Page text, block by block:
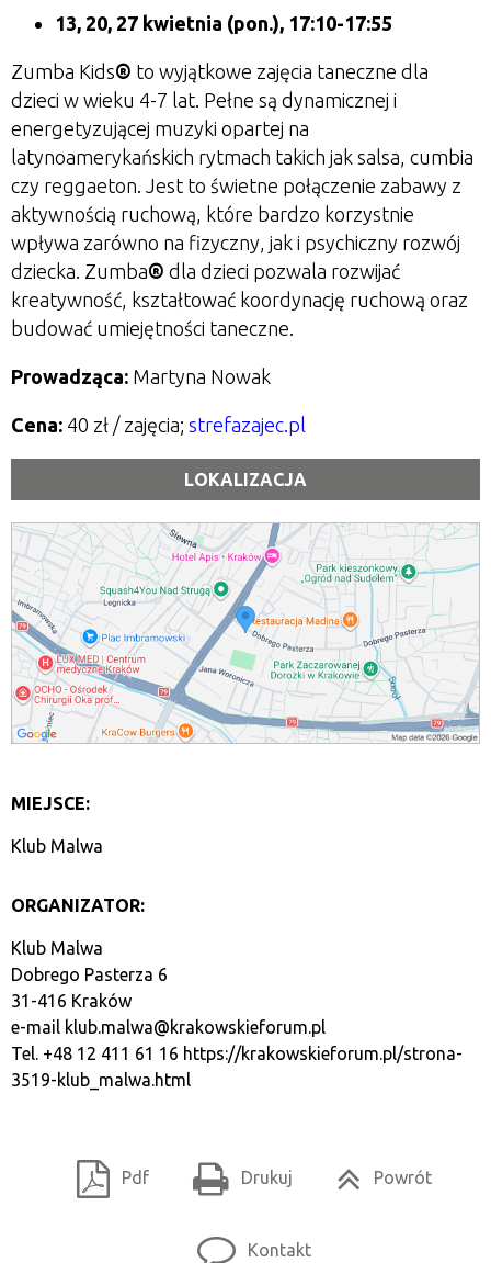
13, 20, 27 kwietnia (pon.), 17:10-17:55
Zumba Kids® to wyjątkowe zajęcia taneczne dla
dzieci w wieku 4-7 lat. Pełne są dynamicznej i
energetyzującej muzyki opartej na
latynoamerykańskich rytmach takich jak salsa, cumbia
czy reggaeton. Jest to świetne połączenie zabawy z
aktywnością ruchową, które bardzo korzystnie
wpływa zarówno na fizyczny, jak i psychiczny rozwój
dziecka. Zumba® dla dzieci pozwala rozwijać
kreatywność, kształtować koordynację ruchową oraz
budować umiejętności taneczne.
Prowadząca: Martyna Nowak
Cena: 40 zł / zajęcia; strefazajec.pl
LOKALIZACJA
MIEJSCE:
Klub Malwa
ORGANIZATOR:
Klub Malwa
Dobrego Pasterza 6
31-416 Kraków
e-mail klub.malwa@krakowskieforum.pl
Tel. +48 12 411 61 16 https://krakowskieforum.pl/strona-
3519-klub_malwa.html
Pdf Drukuj Powrót
Kontakt